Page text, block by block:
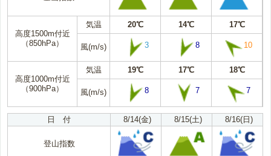
高度1500m付近
（850hPa）
気温 20℃ 14℃ 17℃
風(m/s) 3 8 10
高度1000m付近
（900hPa）
気温 19℃ 17℃ 18℃
風(m/s) 8 7 7
日 付 8/14(金) 8/15(土) 8/16(日)
登山指数